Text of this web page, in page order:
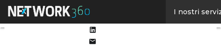
I nostri